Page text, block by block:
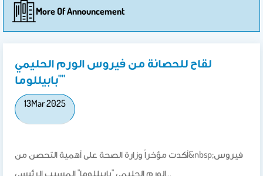
More Of Announcement
لقاح للحصانة من فيروس الورم الحليمي
"بابيللوما"
13Mar 2025
أكدت مؤخراً وزارة الصحة على أهمية التحصن من&nbsp;فيروس
الورم الحليمي "بابيللوما" المسبب الرئيسي…